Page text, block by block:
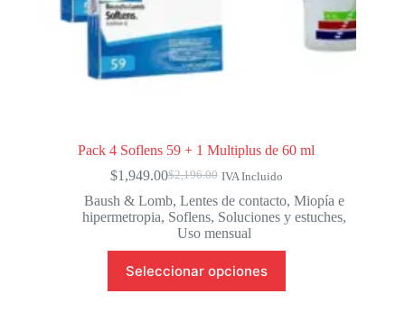
Pack 4 Soflens 59 + 1 Multiplus de 60 ml
$2,196.00
El
precio
original
era:
$1,949.00El
precio
actual
es:
IVA Incluido
Baush & Lomb,Lentes de contacto,Miopía e
hipermetropia, Soflens, Soluciones y estuches,
Uso mensual
Seleccionar opciones
producto
tiene